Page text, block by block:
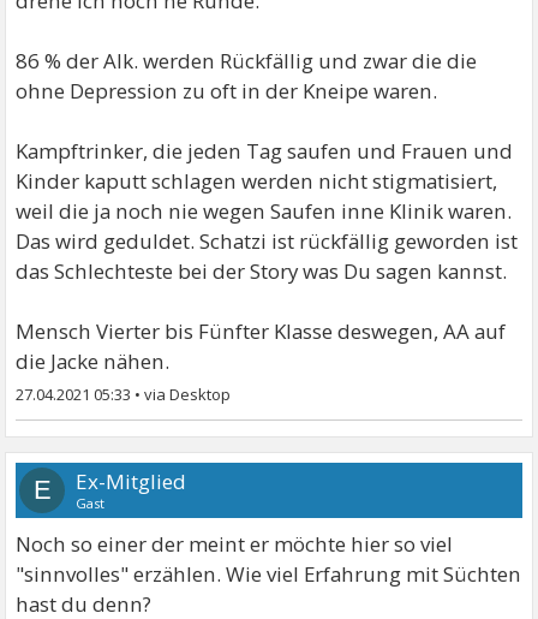
86 % der Alk. werden Rückfällig und zwar die die
ohne Depression zu oft in der Kneipe waren.
Kampftrinker, die jeden Tag saufen und Frauen und
Kinder kaputt schlagen werden nicht stigmatisiert,
weil die ja noch nie wegen Saufen inne Klinik waren.
Das wird geduldet. Schatzi ist rückfällig geworden ist
das Schlechteste bei der Story was Du sagen kannst.
Mensch Vierter bis Fünfter Klasse deswegen, AA auf
die Jacke nähen.
27.04.2021 05:33 •
E Ex-Mitglied
Gast
Noch so einer der meint er möchte hier so viel
"sinnvolles" erzählen. Wie viel Erfahrung mit Süchten
hast du denn?